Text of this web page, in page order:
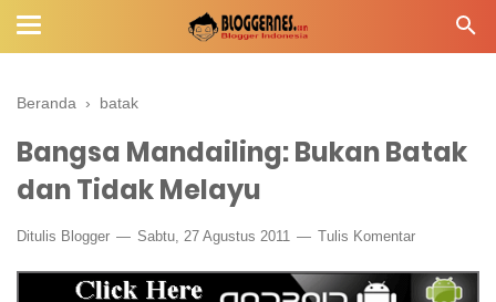
Beranda › batak
Bangsa Mandailing: Bukan Batak
dan Tidak Melayu
Ditulis Blogger Sabtu, 27 Agustus 2011 Tulis Komentar